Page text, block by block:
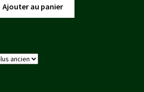
initial
était :
actuel
est :
Ajouter au panier